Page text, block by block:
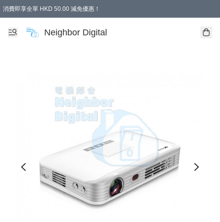
消費即享全單 HKD 50.00 減免優惠！
Neighbor Digital